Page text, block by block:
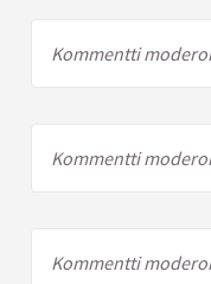
Kommentti
Kommentti
Kommentti